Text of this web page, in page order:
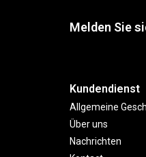
Melden Sie
Kundendienst
Allgemeine
Über uns
Nachrichten